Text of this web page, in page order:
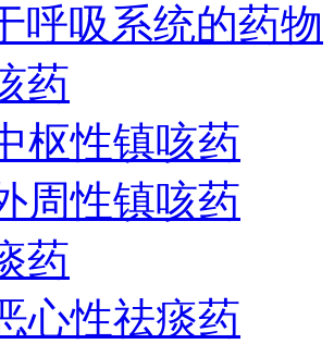
呼吸系统的药物
药
枢性镇咳药
周性镇咳药
药
心性祛痰药